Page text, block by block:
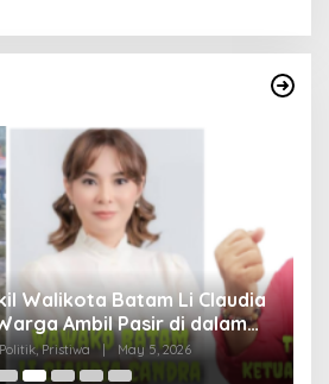
Walikota Batam Li Claudia
Ambil Pasir di dalam
Harkat Martabat dan Lukai
Pristiwa | May 5, 2026